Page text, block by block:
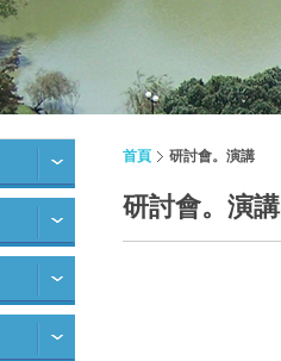
首頁 研討會。演講
研討會。演講